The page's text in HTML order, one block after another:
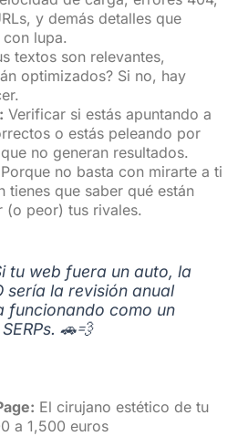
y demás detalles que
lupa.
textos son relevantes,
optimizados? Si no, hay
Verificar si estás apuntando a
o estás peleando por
no generan resultados.
Porque no basta con mirarte a ti
tienes que saber qué están
(o peor) tus rivales.
tu web fuera un auto, la
sería la revisión anual
funcionando como un
🚗💨
El cirujano estético de tu
a 1,500 euros